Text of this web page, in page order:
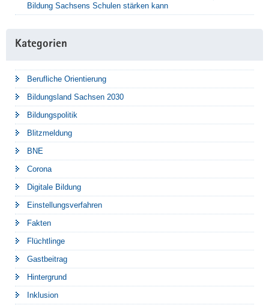
Bildung Sachsens Schulen stärken kann
Kategorien
Berufliche Orientierung
Bildungsland Sachsen 2030
Bildungspolitik
Blitzmeldung
BNE
Corona
Digitale Bildung
Einstellungsverfahren
Fakten
Flüchtlinge
Gastbeitrag
Hintergrund
Inklusion